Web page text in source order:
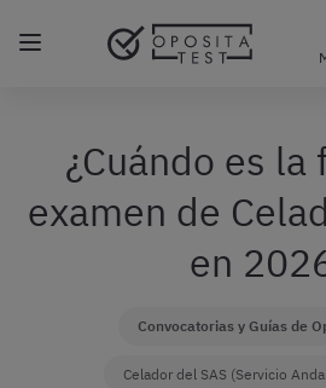
Regístrate gratis
¿Cuándo es la
examen de
en
Convocatorias y Guías de
Celador del SAS (Servicio